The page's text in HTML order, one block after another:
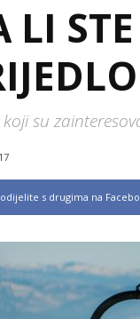
LI
koji su
s drugima na